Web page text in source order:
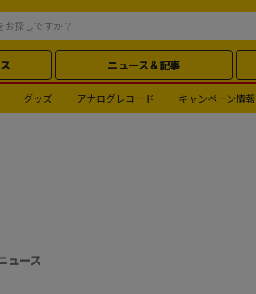
ニュース＆記事
グッズ アナログレコード キャンペーン情報
ュース